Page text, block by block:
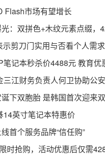
Flash市场有望增长
：双拼色+木纹元素点缀，
剪刀门实用与否看个人需求
笔记本秒杀价4488元 教育
三江财务负责人何卫协助公
下双胞胎 是韩国首次迎来
14英寸笔记本特惠价
首个服务品牌“信任购”
时抢购，活动优惠后仅需